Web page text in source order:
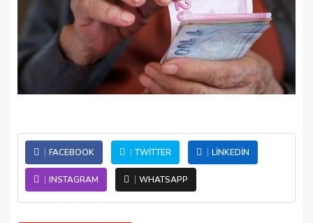
FACEBOOK TWITTER LINKEDIN
INSTAGRAM WHATSAPP